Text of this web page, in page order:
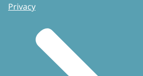
Privacy